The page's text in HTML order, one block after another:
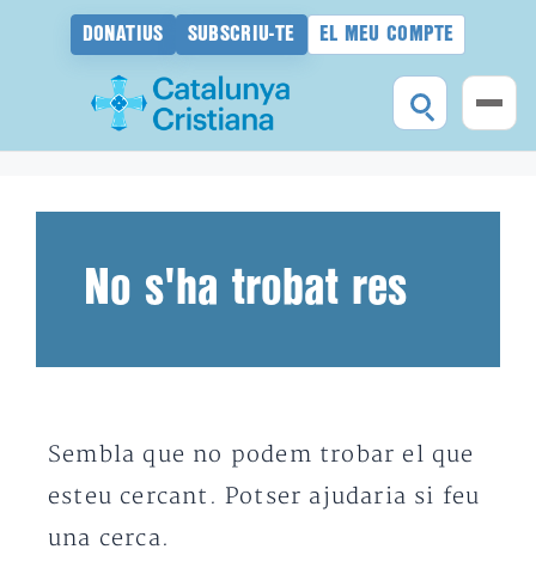
DONATIUS SUBSCRIU-TE EL MEU COMPTE
No s'ha trobat res
Sembla que no podem trobar el que
esteu cercant. Potser ajudaria si feu
una cerca.